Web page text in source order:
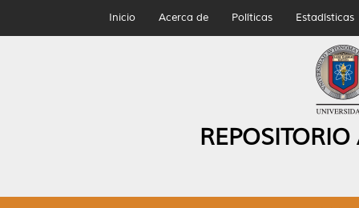
Inicio Acerca de Políticas Estadísticas